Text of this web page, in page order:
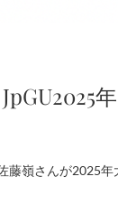
JpGU2025